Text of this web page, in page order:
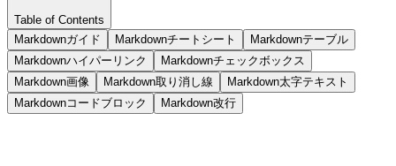
Table of Contents
Markdownガイド
Markdownチートシート
Markdownテーブル
Markdownハイパーリンク
Markdownチェックボックス
Markdown画像
Markdown取り消し線
Markdown太字テキスト
Markdownコードブロック
Markdown改行